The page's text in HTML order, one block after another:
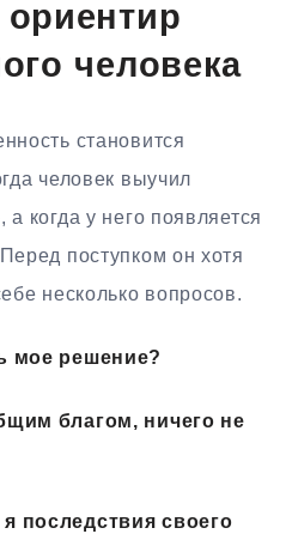
человека
становится
человек выучил
когда у него появляется
поступком он хотя
несколько вопросов.
мое решение?
благом, ничего не
последствия своего